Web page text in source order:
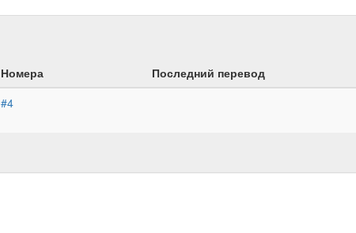
Номера
Последний перевод
#4